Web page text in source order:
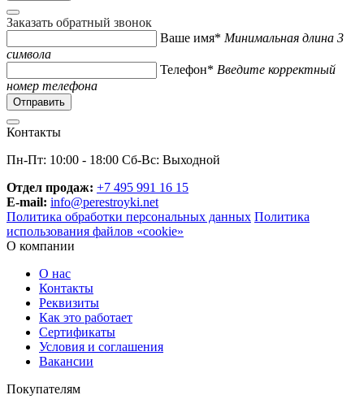
Заказать обратный звонок
Ваше имя* Минимальная длина 3
символа
Телефон* Введите корректный
номер телефона
Контакты
Пн-Пт: 10:00 - 18:00 Сб-Вс: Выходной
Отдел продаж: +7 495 991 16 15
E-mail: info@perestroyki.net
Политика обработки персональных данных Политика
использования файлов «cookie»
О компании
О нас
Контакты
Реквизиты
Как это работает
Сертификаты
Условия и соглашения
Вакансии
Покупателям